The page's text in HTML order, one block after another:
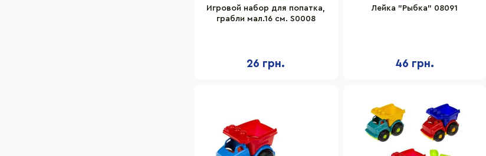
Игровой набор для попатка,
грабли мал.16 см. S0008
26 грн.
Лейка "Рыбка" 08091
46 грн.